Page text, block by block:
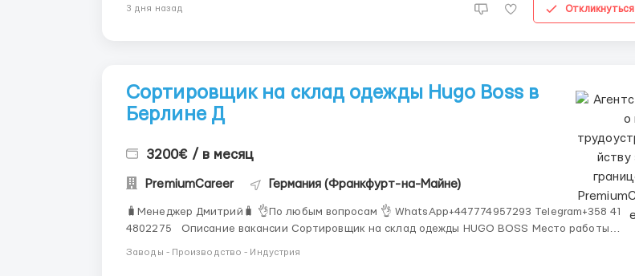
3 дня назад Откликнуться
Сортировщик на склад одежды Hugo Boss в
Берлине Д
3200€ / в месяц
PremiumCareer Германия (Франкфурт-на-Майне)
🧳Менеджер Дмитрий🧳 👌По любым вопросам 👌 WhatsApp+447774957293 Telegram+358 41
4802275 Описание вакансии Сортировщик на склад одежды HUGO BOSS Место работы
Заводы - Производство - Индустрия